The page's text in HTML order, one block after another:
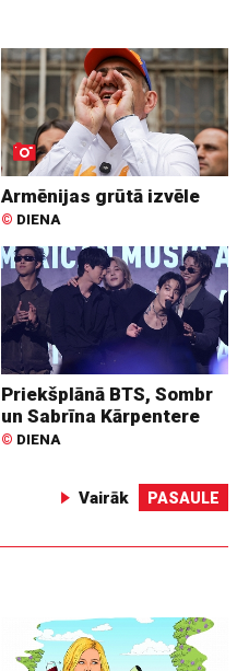
Armēnijas grūtā izvēle
© DIENA
Priekšplānā BTS, Sombr
un Sabrīna Kārpentere
© DIENA
Vairāk PASAULE